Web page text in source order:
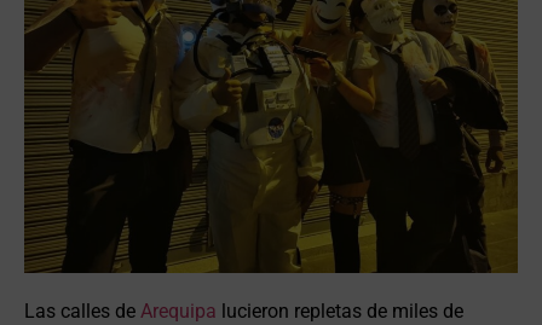
Las calles de Arequipa lucieron repletas de miles de